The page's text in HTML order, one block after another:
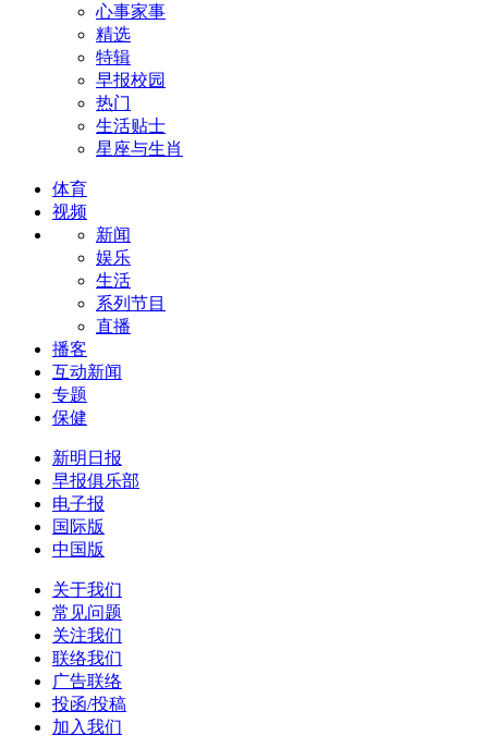
心事家事
精选
特辑
早报校园
热门
生活贴士
星座与生肖
体育
视频
新闻
娱乐
生活
系列节目
直播
播客
互动新闻
专题
保健
新明日报
早报俱乐部
电子报
国际版
中国版
关于我们
常见问题
关注我们
联络我们
广告联络
投函/投稿
加入我们